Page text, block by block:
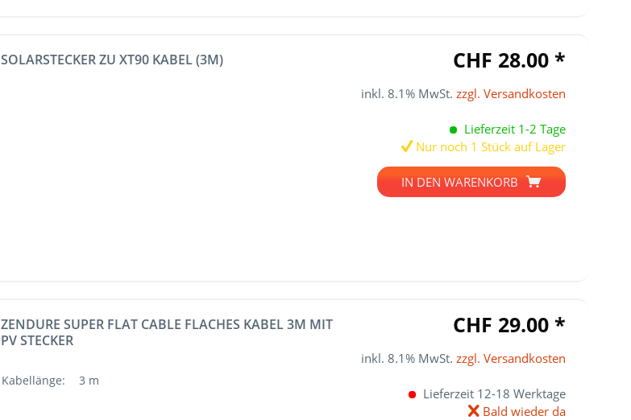
SOLARSTECKER ZU XT90 KABEL (3M) CHF 28.00 *
inkl. 8.1% MwSt. zzgl. Versandkosten
Lieferzeit 1-2 Tage
Nur noch 1 Stück auf Lager
IN DEN WARENKORB
ZENDURE SUPER FLAT CABLE FLACHES KABEL 3M MIT
PV STECKER
Kabellänge: 3 m
CHF 29.00 *
inkl. 8.1% MwSt. zzgl. Versandkosten
Lieferzeit 12-18 Werktage
Bald wieder da